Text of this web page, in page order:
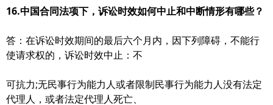
16.中国合同法项下，诉讼时效如何中止和中断情形有哪些？
答：在诉讼时效期间的最后六个月内，因下列障碍，不能行
使请求权的，诉讼时效中止：不
可抗力;无民事行为能力人或者限制民事行为能力人没有法定
代理人，或者法定代理人死亡、